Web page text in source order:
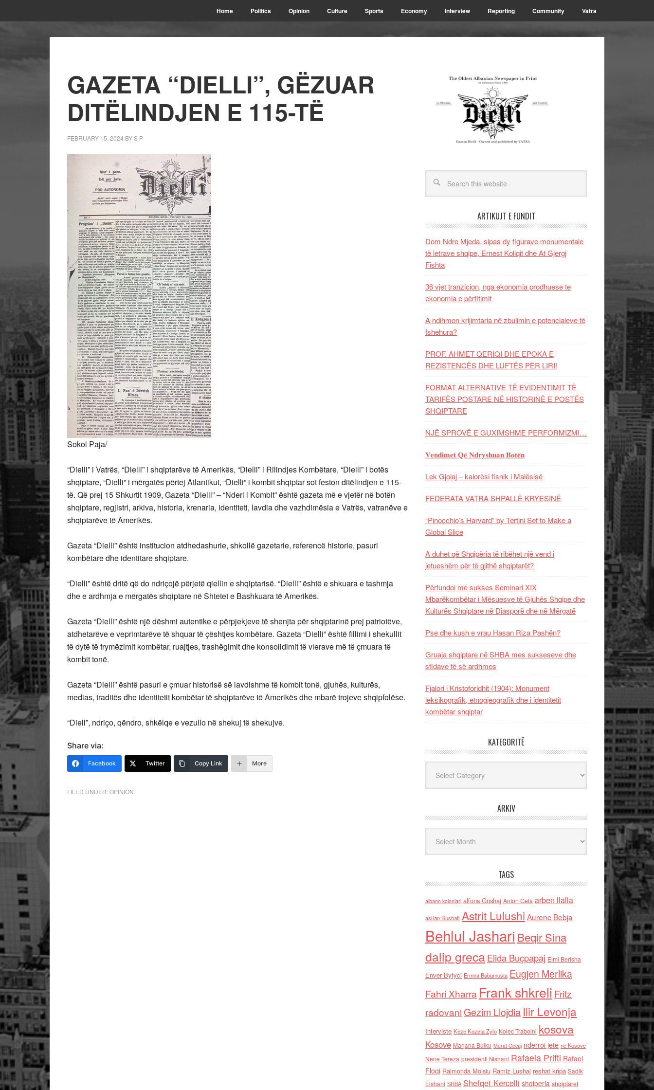
Home Politics Opinion Culture Sports Economy Interview Reporting Community Vatra
GAZETA “DIELLI”, GËZUAR
DITËLINDJEN E 115-TË
FEBRUARY 15, 2024 BYS P
Sokol Paja/
“Dielli” i Vatrës, “Dielli” i shqiptarëve të Amerikës, “Dielli” i Rilindjes Kombëtare, “Dielli” i botës
shqiptare, “Dielli” i mërgatës përtej Atlantikut, “Dielli” i kombit shqiptar sot feston ditëlindjen e 115-
të. Që prej 15 Shkurtit 1909, Gazeta “Dielli” – “Nderi i Kombit” është gazeta më e vjetër në botën
shqiptare, regjistri, arkiva, historia, krenaria, identiteti, lavdia dhe vazhdimësia e Vatrës, vatranëve e
shqiptarëve të Amerikës.
Gazeta “Dielli” është institucion atdhedashurie, shkollë gazetarie, referencë historie, pasuri
kombëtare dhe identitare shqiptare.
“Dielli” është dritë që do ndriçojë përjetë qiellin e shqiptarisë. “Dielli” është e shkuara e tashmja
dhe e ardhmja e mërgatës shqiptare në Shtetet e Bashkuara të Amerikës.
Gazeta “Dielli” është një dëshmi autentike e përpjekjeve të shenjta për shqiptarinë prej patriotëve,
atdhetarëve e veprimtarëve të shquar të çështjes kombëtare. Gazeta “Dielli” është fillimi i shekullit
të dytë të frymëzimit kombëtar, ruajtjes, trashëgimit dhe konsolidimit të vlerave më të çmuara të
kombit tonë.
Gazeta “Dielli” është pasuri e çmuar historisë së lavdishme të kombit tonë, gjuhës, kulturës,
medias, traditës dhe identitetit kombëtar të shqiptarëve të Amerikës dhe mbarë trojeve shqipfolëse.
“Diell”, ndriço, qëndro, shkëlqe e vezullo në shekuj të shekujve.
Share via:
Facebook Twitter Copy Link More
FILED UNDER:OPINION
ARTIKUJT E FUNDIT
Dom Ndre Mjeda, sipas dy figurave monumentale
të letrave shqipe, Ernest Koliqit dhe At Gjergj
Fishta
36 vjet tranzicion, nga ekonomia prodhuese te
ekonomia e përfitimit
A ndihmon krijimtaria në zbulimin e potencialeve të
fshehura?
PROF. AHMET QERIQI DHE EPOKA E
REZISTENCЁS DHE LUFTЁS PЁR LIRI!
FORMAT ALTERNATIVE TË EVIDENTIMIT TË
TARIFËS POSTARE NË HISTORINË E POSTËS
SHQIPTARE
NJË SPROVË E GUXIMSHME PERFORMIZMI…
𝐕𝐞𝐧𝐝𝐢𝐦𝐞𝐭 𝐐𝐞̈ 𝐍𝐝𝐫𝐲𝐬𝐡𝐮𝐚𝐧 𝐁𝐨𝐭𝐞̈𝐧
Lek Gjolaj – kalorësi fisnik i Malësisë
FEDERATA VATRA SHPALLË KRYESINË
“Pinocchio’s Harvard” by Tertini Set to Make a
Global Slice
A duhet që Shqipëria të ribëhet një vend i
jetueshëm për të gjithë shqiptarët?
Përfundoi me sukses Seminari XIX
Mbarëkombëtar i Mësuesve të Gjuhës Shqipe dhe
Kulturës Shqiptare në Diasporë dhe në Mërgatë
Pse dhe kush e vrau Hasan Riza Pashën?
Gruaja shqiptare në SHBA mes sukseseve dhe
sfidave të së ardhmes
Fjalori i Kristoforidhit (1904): Monument
leksikografik, etnogjeografik dhe i identitetit
kombëtar shqiptar
KATEGORITË
ARKIV
TAGS
albano kolonjari alfons Grishaj Anton Cefa arben llalla
asllan Bushati Astrit Lulushi Aurenc Bebja
Behlul Jashari Beqir Sina
dalip grecaElida Buçpapaj Elmi Berisha
Enver Bytyci Ermira Babamusta Eugjen Merlika
Fahri Xharra Frank shkreli Fritz
radovaniGezim Llojdia Ilir Levonja
Interviste Keze Kozeta Zylo Kolec Traboini kosova
Kosove Marjana Bulku Murat Gecaj nderroi jete ne Kosove
Nene Tereza presidenti Nishani Rafaela Prifti Rafael
Floqi Raimonda Moisiu Ramiz Lushaj reshat kripa Sadik
Elshani SHBA Shefqet Kercelli shqiperia shqiptaret